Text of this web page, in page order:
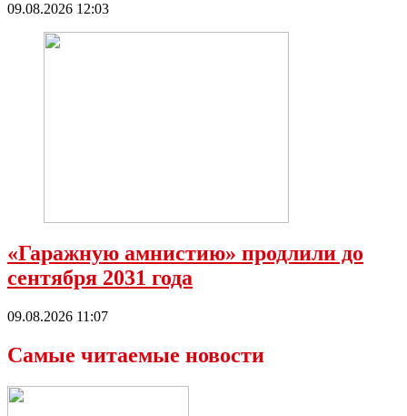
09.08.2026 12:03
«Гаражную амнистию» продлили до
сентября 2031 года
09.08.2026 11:07
Самые читаемые новости